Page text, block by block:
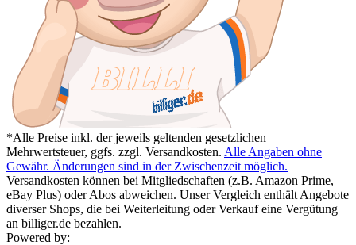
*Alle Preise inkl. der jeweils geltenden gesetzlichen
Mehrwertsteuer, ggfs. zzgl. Versandkosten. Alle Angaben ohne
Gewähr. Änderungen sind in der Zwischenzeit möglich.
Versandkosten können bei Mitgliedschaften (z.B. Amazon Prime,
eBay Plus) oder Abos abweichen. Unser Vergleich enthält Angebote
diverser Shops, die bei Weiterleitung oder Verkauf eine Vergütung
an billiger.de bezahlen.
Powered by: